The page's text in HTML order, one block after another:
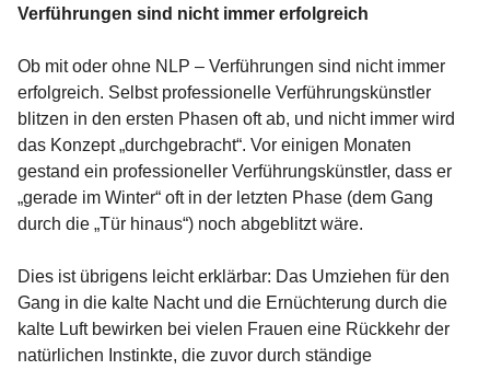
Verführungen sind nicht immer erfolgreich
Ob mit oder ohne NLP – Verführungen sind nicht immer
erfolgreich. Selbst professionelle Verführungskünstler
blitzen in den ersten Phasen oft ab, und nicht immer wird
das Konzept „durchgebracht“. Vor einigen Monaten
gestand ein professioneller Verführungskünstler, dass er
„gerade im Winter“ oft in der letzten Phase (dem Gang
durch die „Tür hinaus“) noch abgeblitzt wäre.
Dies ist übrigens leicht erklärbar: Das Umziehen für den
Gang in die kalte Nacht und die Ernüchterung durch die
kalte Luft bewirken bei vielen Frauen eine Rückkehr der
natürlichen Instinkte, die zuvor durch ständige